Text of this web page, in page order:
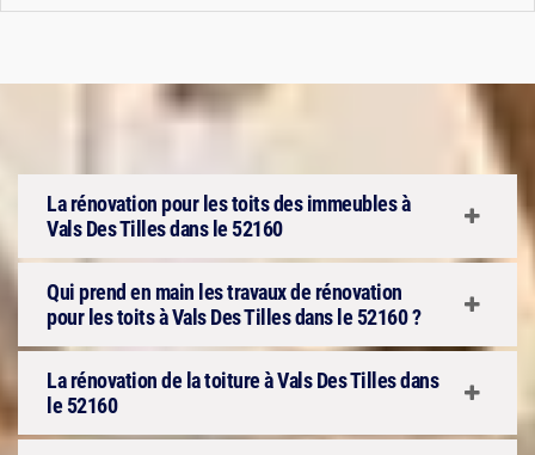
La rénovation pour les toits des immeubles à
Vals Des Tilles dans le 52160
Qui prend en main les travaux de rénovation
pour les toits à Vals Des Tilles dans le 52160 ?
La rénovation de la toiture à Vals Des Tilles dans
le 52160